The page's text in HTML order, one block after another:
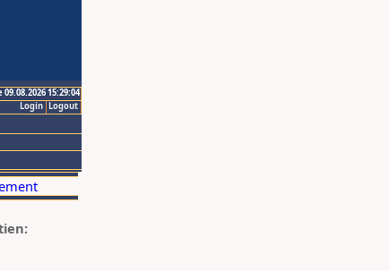
15:29:04
Logout
Login